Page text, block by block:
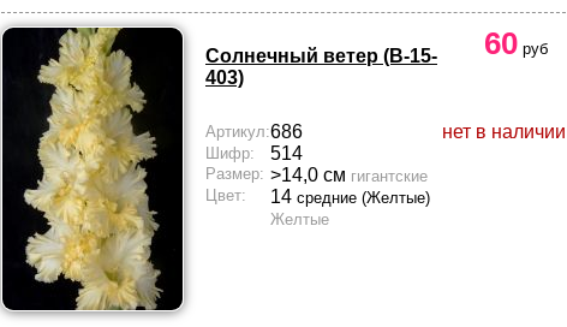
Солнечный ветер (В-15-
403)
60 руб
нет в наличии
Артикул:686
Шифр: 514
Размер: >14,0 см гигантские
Цвет:
14 средние (Желтые)
Желтые